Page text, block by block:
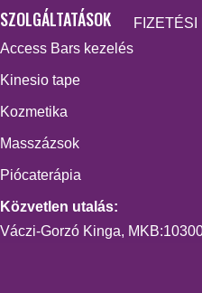
SZOLGÁLTATÁSOK
Access Bars kezelés
Kinesio tape
Kozmetika
Masszázsok
Piócaterápia
Közvetlen utalás:
Váczi-Gorzó Kinga,